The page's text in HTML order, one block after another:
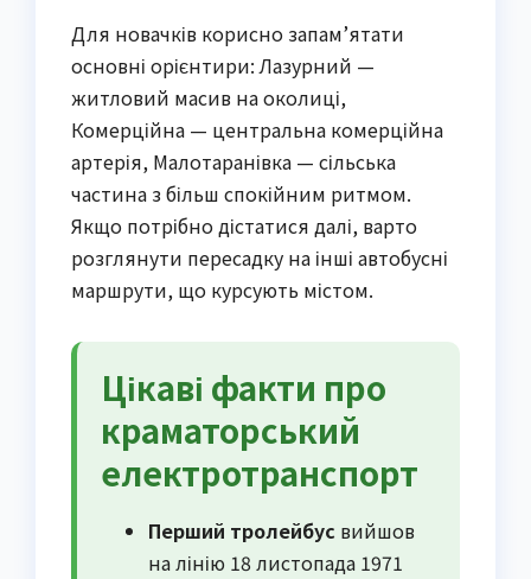
Для новачків корисно запам’ятати
основні орієнтири: Лазурний —
житловий масив на околиці,
Комерційна — центральна комерційна
артерія, Малотаранівка — сільська
частина з більш спокійним ритмом.
Якщо потрібно дістатися далі, варто
розглянути пересадку на інші автобусні
маршрути, що курсують містом.
Цікаві факти про
краматорський
електротранспорт
Перший тролейбус вийшов
на лінію 18 листопада 1971